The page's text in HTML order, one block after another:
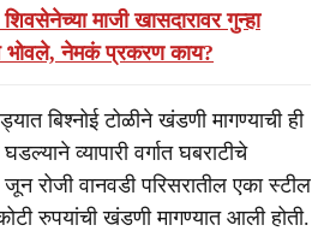
माजी खासदारावर गुन्हा
भोवले, नेमकं प्रकरण काय?
बिश्नोई टोळीने खंडणी मागण्याची ही
व्यापारी वर्गात घबराटीचे
रोजी वानवडी परिसरातील एका स्टील
रुपयांची खंडणी मागण्यात आली होती.